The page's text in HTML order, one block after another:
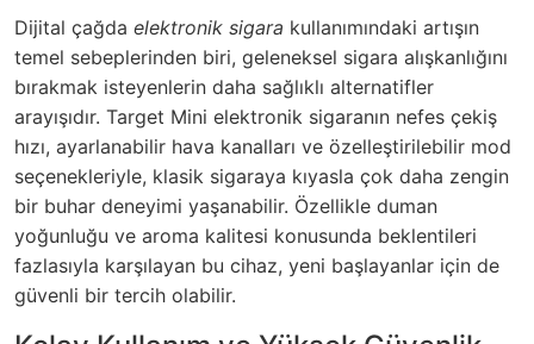
Dijital çağda elektronik sigara kullanımındaki artışın
temel sebeplerinden biri, geleneksel sigara alışkanlığını
bırakmak isteyenlerin daha sağlıklı alternatifler
arayışıdır. Target Mini elektronik sigaranın nefes çekiş
hızı, ayarlanabilir hava kanalları ve özelleştirilebilir mod
seçenekleriyle, klasik sigaraya kıyasla çok daha zengin
bir buhar deneyimi yaşanabilir. Özellikle duman
yoğunluğu ve aroma kalitesi konusunda beklentileri
fazlasıyla karşılayan bu cihaz, yeni başlayanlar için de
güvenli bir tercih olabilir.